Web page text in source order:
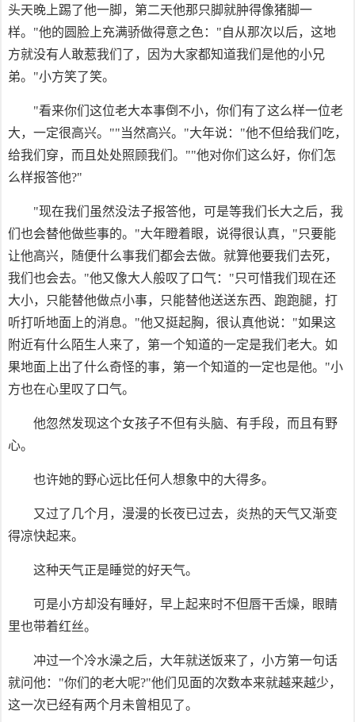
头天晚上踢了他一脚，第二天他那只脚就肿得像猪脚一
样。"他的圆脸上充满骄做得意之色："自从那次以后，这地
方就没有人敢惹我们了，因为大家都知道我们是他的小兄
弟。"小方笑了笑。
"看来你们这位老大本事倒不小，你们有了这么样一位老
大，一定很高兴。""当然高兴。"大年说："他不但给我们吃，
给我们穿，而且处处照顾我们。""他对你们这么好，你们怎
么样报答他?"
"现在我们虽然没法子报答他，可是等我们长大之后，我
们也会替他做些事的。"大年瞪着眼，说得很认真，"只要能
让他高兴，随便什么事我们都会去做。就算他要我们去死，
我们也会去。"他又像大人般叹了口气："只可惜我们现在还
大小，只能替他做点小事，只能替他送送东西、跑跑腿，打
听打听地面上的消息。"他又挺起胸，很认真他说："如果这
附近有什么陌生人来了，第一个知道的一定是我们老大。如
果地面上出了什么奇怪的事，第一个知道的一定也是他。"小
方也在心里叹了口气。
他忽然发现这个女孩子不但有头脑、有手段，而且有野
心。
也许她的野心远比任何人想象中的大得多。
又过了几个月，漫漫的长夜已过去，炎热的天气又渐变
得凉快起来。
这种天气正是睡觉的好天气。
可是小方却没有睡好，早上起来时不但唇干舌燥，眼睛
里也带着红丝。
冲过一个冷水澡之后，大年就送饭来了，小方第一句话
就问他："你们的老大呢?"他们见面的次数本来就越来越少，
这一次已经有两个月未曾相见了。